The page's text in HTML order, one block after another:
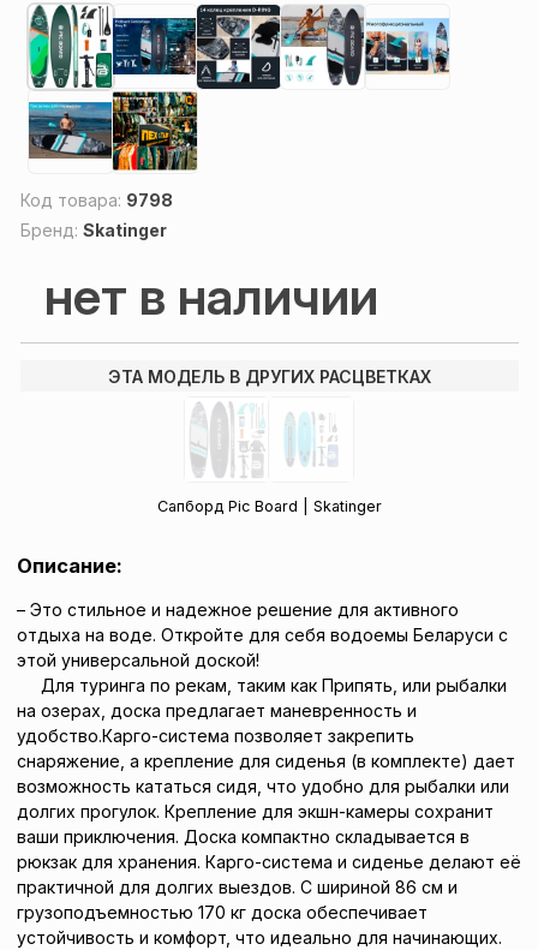
Код товара: 9798
Бренд: Skatinger
нет в наличии
ЭТА МОДЕЛЬ В ДРУГИХ РАСЦВЕТКАХ
Сапборд Pic Board | Skatinger
Описание:
– Это стильное и надежное решение для активного
отдыха на воде. Откройте для себя водоемы Беларуси с
этой универсальной доской!
Для туринга по рекам, таким как Припять, или рыбалки
на озерах, доска предлагает маневренность и
удобство.Карго-система позволяет закрепить
снаряжение, а крепление для сиденья (в комплекте) дает
возможность кататься сидя, что удобно для рыбалки или
долгих прогулок. Крепление для экшн-камеры сохранит
ваши приключения. Доска компактно складывается в
рюкзак для хранения. Карго-система и сиденье делают её
практичной для долгих выездов. С шириной 86 см и
грузоподъемностью 170 кг доска обеспечивает
устойчивость и комфорт, что идеально для начинающих.